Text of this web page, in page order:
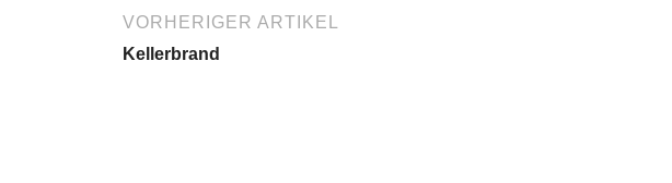
VORHERIGER ARTIKEL
Kellerbrand